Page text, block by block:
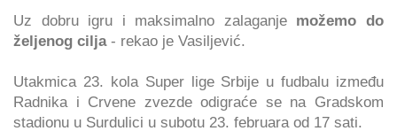
Uz dobru igru i maksimalno zalaganje možemo do
željenog cilja- rekao je Vasiljević.
Utakmica 23. kola Super lige Srbije u fudbalu između
Radnika i Crvene zvezde odigraće se na Gradskom
stadionu u Surdulici u subotu 23. februara od 17 sati.